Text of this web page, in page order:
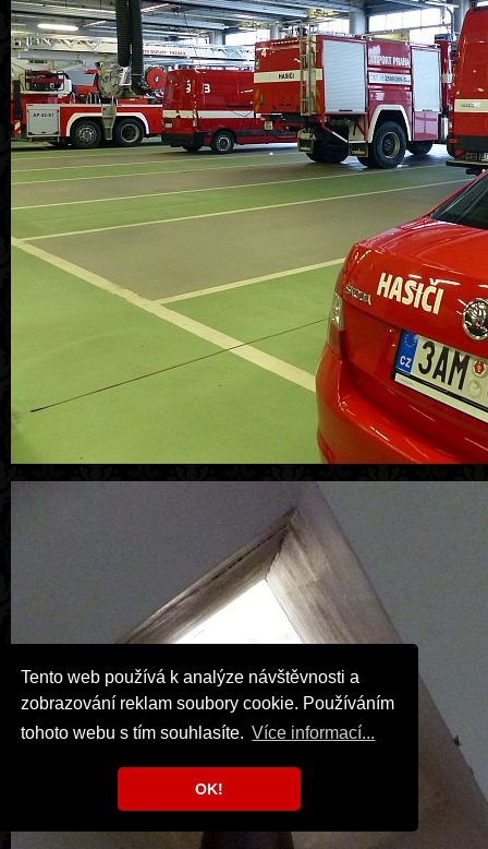
Tento web používá k analýze návštěvnosti a
zobrazování reklam soubory cookie. Používáním
tohoto webu s tím souhlasíte. Více informací...
OK!